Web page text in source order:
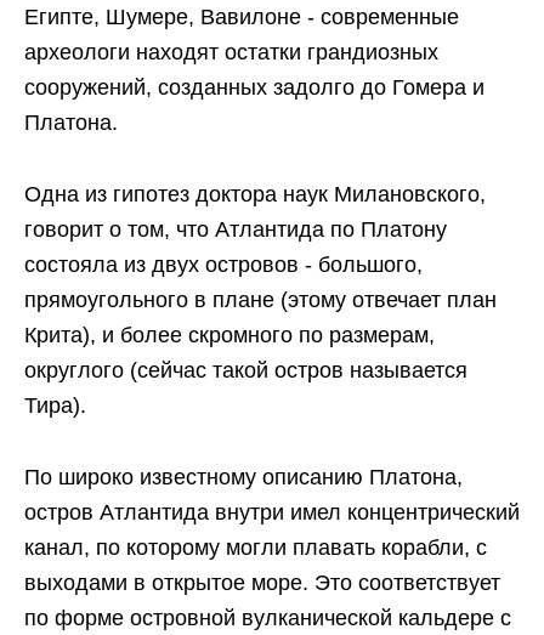
Египте, Шумере, Вавилоне - современные
археологи находят остатки грандиозных
сооружений, созданных задолго до Гомера и
Платона.
Одна из гипотез доктора наук Милановского,
говорит о том, что Атлантида по Платону
состояла из двух островов - большого,
прямоугольного в плане (этому отвечает план
Крита), и более скромного по размерам,
округлого (сейчас такой остров называется
Тира).
По широко известному описанию Платона,
остров Атлантида внутри имел концентрический
канал, по которому могли плавать корабли, с
выходами в открытое море. Это соответствует
по форме островной вулканической кальдере с